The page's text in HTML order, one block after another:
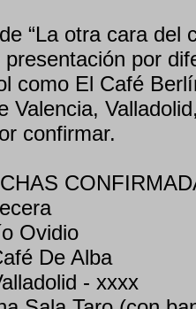
“La otra cara del
por
como El Café
Valencia,
confirmar.
Ovidio
De Alba
- xxxx